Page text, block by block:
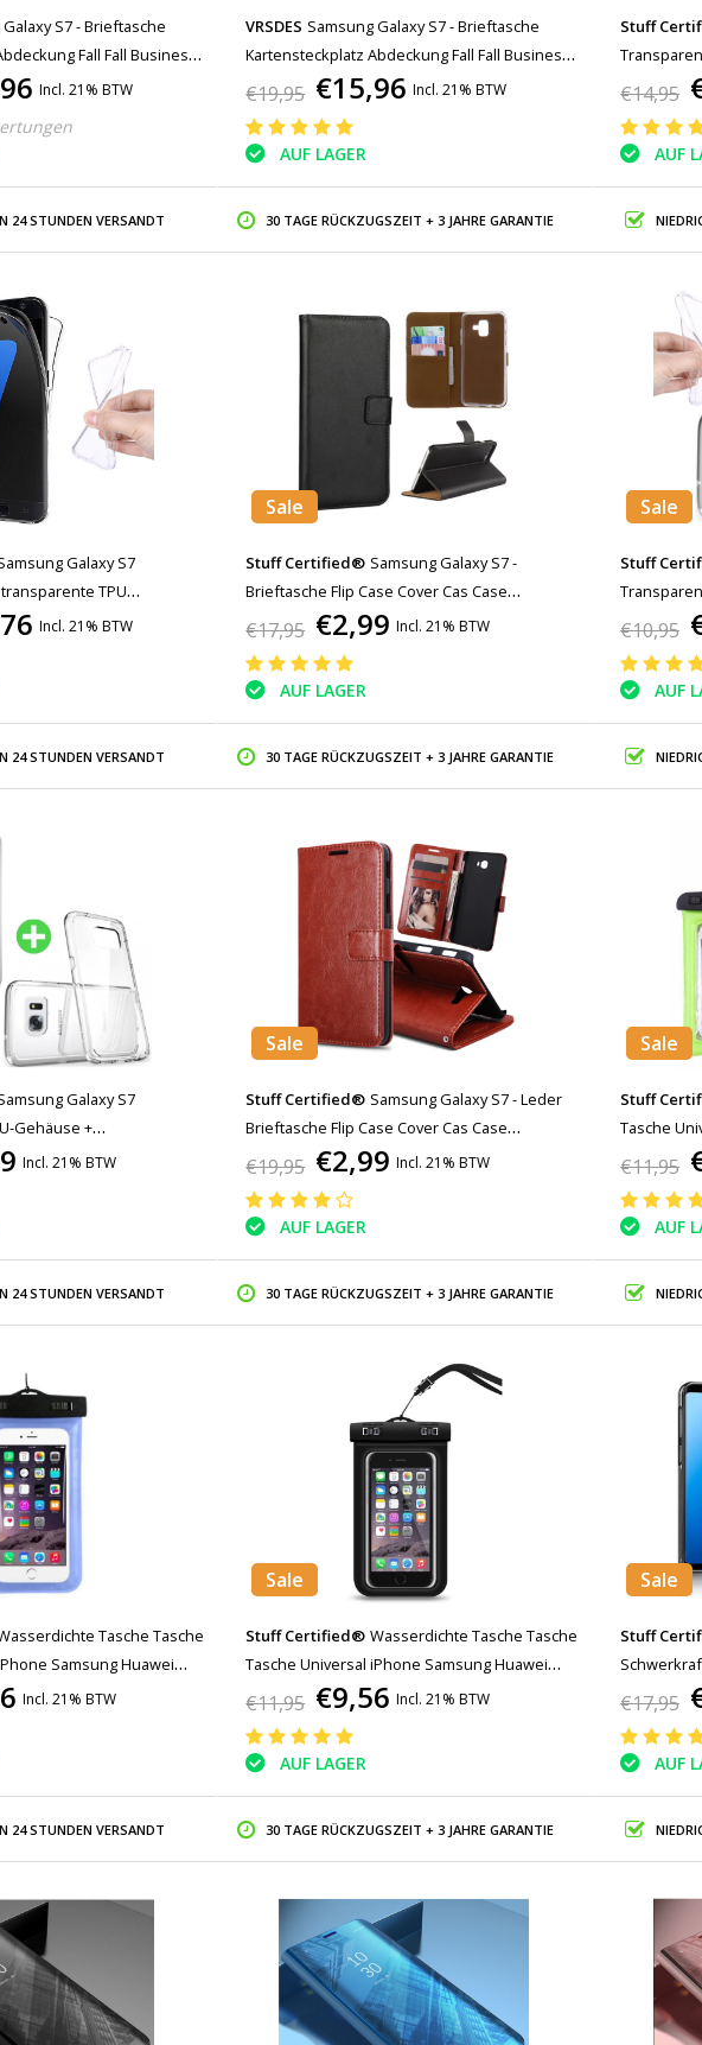
S7 - Brieftasche
Fall Fall Business
Incl. 21% BTW
VRSDES Samsung Galaxy S7 - Brieftasche
Kartensteckplatz Abdeckung Fall Fall Business
Weiß
€19,95 €15,96 Incl. 21% BTW
AUF LAGER
Stuff
Silikon
€14,95
AUF
24 STUNDEN VERSANDT 30 TAGE RÜCKZUGSZEIT + 3 JAHRE GARANTIE
Galaxy S7
TPU
Incl. 21% BTW
Sale
Stuff Certified® Samsung Galaxy S7 -
Brieftasche Flip Case Cover Cas Case
Brieftasche Schwarz
€17,95 €2,99 Incl. 21% BTW
AUF LAGER
Sale
Stuff
Hülle
€10,95
AUF
24 STUNDEN VERSANDT 30 TAGE RÜCKZUGSZEIT + 3 JAHRE GARANTIE
Galaxy S7
Gehäuse +
gehärtetem Glas
Incl. 21% BTW
Sale
Stuff Certified® Samsung Galaxy S7 - Leder
Brieftasche Flip Case Cover Cas Case
Brieftasche Braun
€19,95 €2,99 Incl. 21% BTW
AUF LAGER
Sale
Stuff
Tasche
Green -
€11,95
AUF
24 STUNDEN VERSANDT 30 TAGE RÜCKZUGSZEIT + 3 JAHRE GARANTIE
Tasche Tasche
Samsung Huawei
Incl. 21% BTW
Sale
Stuff Certified® Wasserdichte Tasche Tasche
Tasche Universal iPhone Samsung Huawei
Schwarz - Bis zu 5,8 "Airbag
€11,95 €9,56 Incl. 21% BTW
AUF LAGER
Sale
Stuff
Cas Case
€17,95
AUF
24 STUNDEN VERSANDT 30 TAGE RÜCKZUGSZEIT + 3 JAHRE GARANTIE